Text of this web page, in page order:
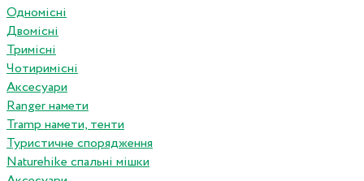
Одномісні
Двомісні
Тримісні
Чотиримісні
Аксесуари
Ranger намети
Tramp намети, тенти
Туристичне спорядження
Naturehike спальні мішки